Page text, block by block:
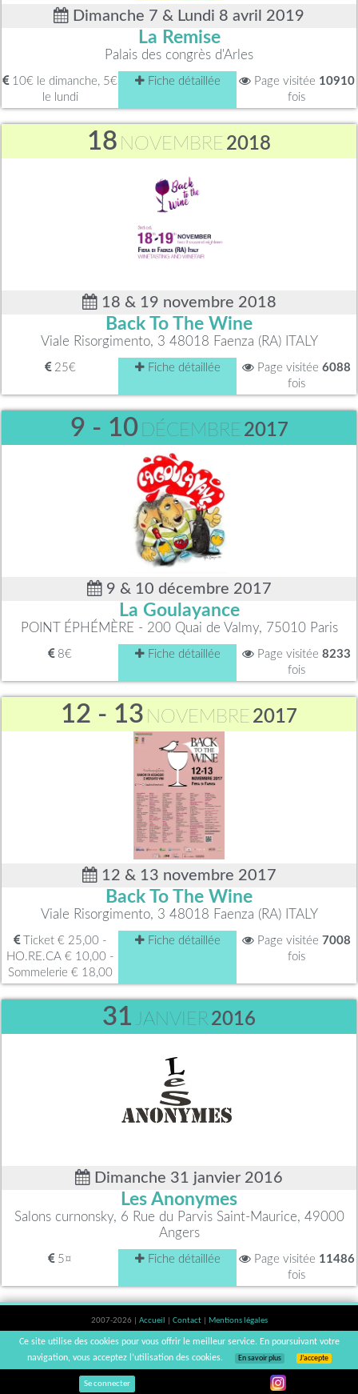
Dimanche 7 & Lundi 8 avril 2019
La Remise
Palais des congrès d'Arles
10€ le dimanche, 5€
le lundi
Fiche détaillée Page visitée 10910
fois
18 NOVEMBRE 2018
18 & 19 novembre 2018
Back To The Wine
Viale Risorgimento, 3 48018 Faenza (RA) ITALY
25€ Fiche détaillée Page visitée 6088
fois
9 - 10 DÉCEMBRE 2017
9 & 10 décembre 2017
La Goulayance
POINT ÉPHÉMÈRE - 200 Quai de Valmy, 75010 Paris
8€ Fiche détaillée Page visitée 8233
fois
12 - 13 NOVEMBRE 2017
12 & 13 novembre 2017
Back To The Wine
Viale Risorgimento, 3 48018 Faenza (RA) ITALY
Ticket € 25,00 -
HO.RE.CA € 10,00 -
Sommelerie € 18,00
Fiche détaillée Page visitée 7008
fois
31 JANVIER2016
Dimanche 31 janvier 2016
Les Anonymes
Salons curnonsky, 6 Rue du Parvis Saint-Maurice, 49000
Angers
5¤ Fiche détaillée Page visitée 11486
fois
2007-2026 | Accueil Contact
Mentions légales
L'abus d'alcool est dangereux pour la santé, à consommer avec modération. |
vinsnaturels | v3.12
Se connecter
Ce site utilise des cookies pour vous offrir le meilleur service. En poursuivant votre
navigation, vous acceptez l’utilisation des cookies.
En savoir plus J’accepte